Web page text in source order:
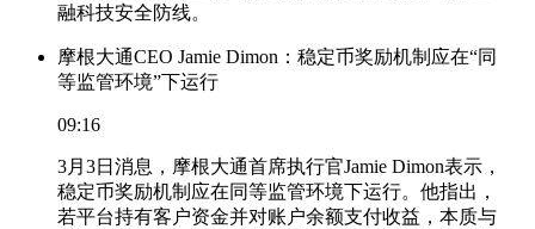
融科技安全防线。
摩根大通CEO Jamie Dimon：稳定币奖励机制应在“同
等监管环境”下运行
09:16
3月3日消息，摩根大通首席执行官Jamie Dimon表示，
稳定币奖励机制应在同等监管环境下运行。他指出，
若平台持有客户资金并对账户余额支付收益，本质与